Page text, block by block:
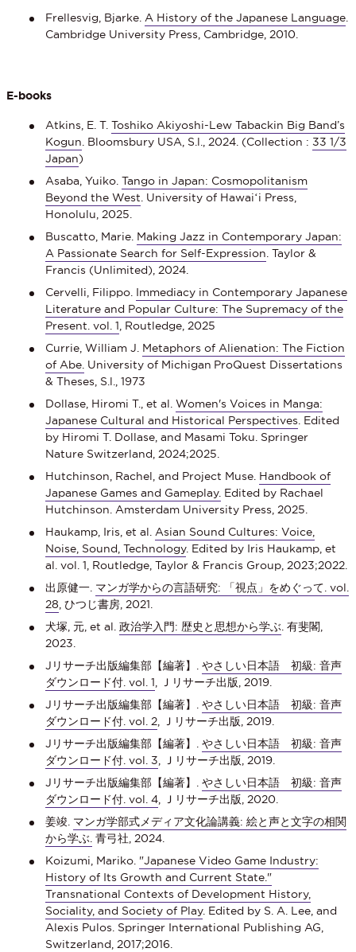
Frellesvig, Bjarke.A History of the Japanese Language.
Cambridge University Press, Cambridge, 2010.
E-books
Atkins, E. T.Toshiko Akiyoshi-Lew Tabackin Big Band’s
Kogun. Bloomsbury USA, S.l., 2024. (Collection : 33 1/3
Japan)
Asaba, Yuiko.Tango in Japan: Cosmopolitanism
Beyond the West. University of Hawaiʻi Press,
Honolulu, 2025.
Buscatto, Marie. Making Jazz in Contemporary Japan:
A Passionate Search for Self-Expression. Taylor &
Francis (Unlimited), 2024.
Cervelli, Filippo. Immediacy in Contemporary Japanese
Literature and Popular Culture: The Supremacy of the
Present. vol. 1, Routledge, 2025
Currie, William J. Metaphors of Alienation: The Fiction
of Abe. University of Michigan ProQuest Dissertations
& Theses, S.l., 1973
Dollase, Hiromi T., et al.Women's Voices in Manga:
Japanese Cultural and Historical Perspectives. Edited
by Hiromi T. Dollase, and Masami Toku. Springer
Nature Switzerland, 2024;2025.
Hutchinson, Rachel, and Project Muse. Handbook of
Japanese Games and Gameplay. Edited by Rachael
Hutchinson. Amsterdam University Press, 2025.
Haukamp, Iris, et al.Asian Sound Cultures: Voice,
Noise, Sound, Technology. Edited by Iris Haukamp, et
al. vol. 1, Routledge, Taylor & Francis Group, 2023;2022.
出原健一. マンガ学からの言語研究: 「視点」をめぐって. vol.
28, ひつじ書房, 2021.
犬塚, 元, et al.政治学入門: 歴史と思想から学ぶ. 有斐閣,
2023.
Jリサーチ出版編集部【編著】.やさしい日本語 初級: 音声
ダウンロード付. vol. 1, Ｊリサーチ出版, 2019.
Jリサーチ出版編集部【編著】.やさしい日本語 初級: 音声
ダウンロード付. vol. 2, Ｊリサーチ出版, 2019.
Jリサーチ出版編集部【編著】.やさしい日本語 初級: 音声
ダウンロード付. vol. 3, Ｊリサーチ出版, 2019.
Jリサーチ出版編集部【編著】.やさしい日本語 初級: 音声
ダウンロード付. vol. 4, Ｊリサーチ出版, 2020.
姜竣. マンガ学部式メディア文化論講義: 絵と声と文字の相関
から学ぶ. 青弓社, 2024.
Koizumi, Mariko. "Japanese Video Game Industry:
History of Its Growth and Current State."
Transnational Contexts of Development History,
Sociality, and Society of Play. Edited by S. A. Lee, and
Alexis Pulos. Springer International Publishing AG,
Switzerland, 2017;2016.